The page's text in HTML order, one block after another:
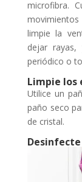
microfibra.
limpie la
dejar
periódico o
Limpie los
Utilice un
paño seco
de cristal.